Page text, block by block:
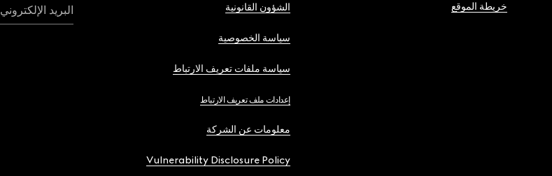
خريطة الموقع الشؤون القانونية
سياسة الخصوصية
سياسة ملفات تعريف الارتباط
إعدادات ملف تعريف الارتباط
معلومات عن الشركة
Vulnerability Disclosure Policy
البريد الإلكتروني